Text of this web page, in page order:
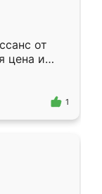
от
цена и
1